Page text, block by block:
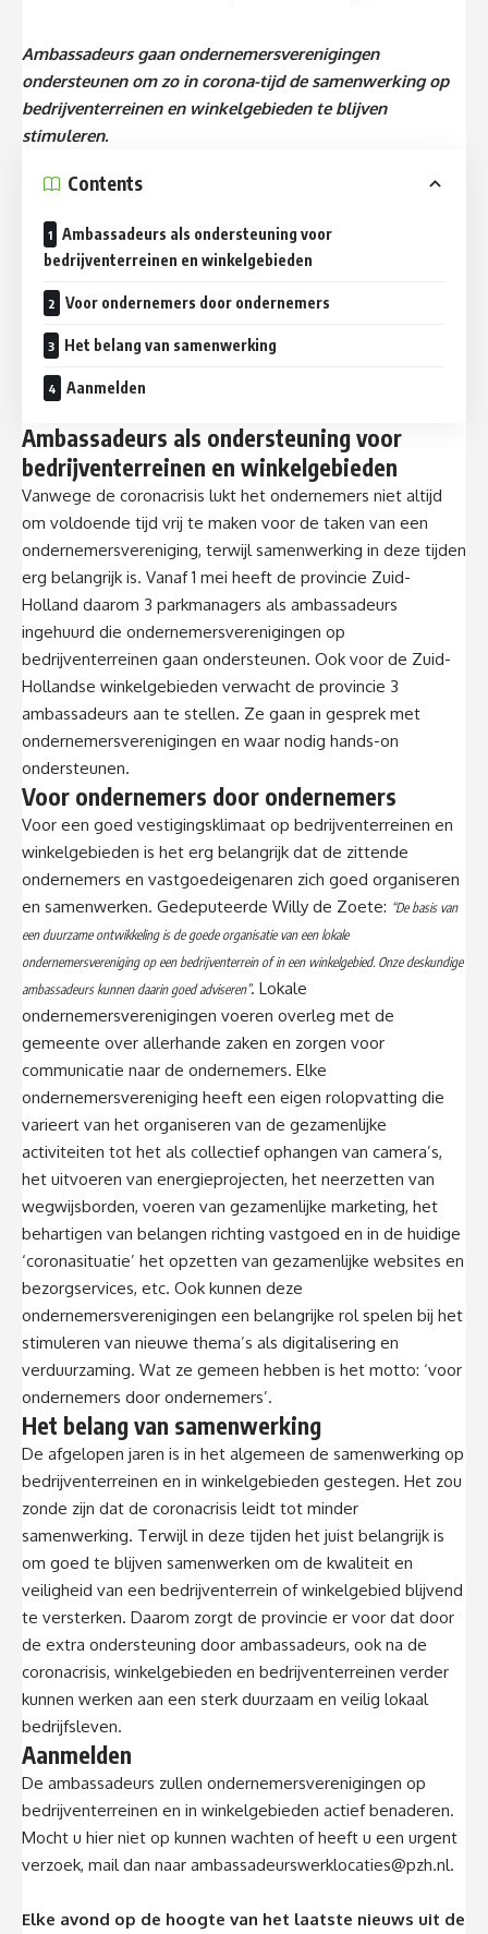
Ambassadeurs gaan ondernemersverenigingen
ondersteunen om zo in corona-tijd de samenwerking op
bedrijventerreinen en winkelgebieden te blijven
stimuleren.
Contents
Ambassadeurs als ondersteuning voor
bedrijventerreinen en winkelgebieden
Voor ondernemers door ondernemers
Het belang van samenwerking
Aanmelden
Ambassadeurs als ondersteuning voor
bedrijventerreinen en winkelgebieden
Vanwege de coronacrisis lukt het ondernemers niet altijd
om voldoende tijd vrij te maken voor de taken van een
ondernemersvereniging, terwijl samenwerking in deze tijden
erg belangrijk is. Vanaf 1 mei heeft de provincie Zuid-
Holland daarom 3 parkmanagers als ambassadeurs
ingehuurd die ondernemersverenigingen op
bedrijventerreinen gaan ondersteunen. Ook voor de Zuid-
Hollandse winkelgebieden verwacht de provincie 3
ambassadeurs aan te stellen. Ze gaan in gesprek met
ondernemersverenigingen en waar nodig hands-on
ondersteunen.
Voor ondernemers door ondernemers
Voor een goed vestigingsklimaat op bedrijventerreinen en
winkelgebieden is het erg belangrijk dat de zittende
ondernemers en vastgoedeigenaren zich goed organiseren
en samenwerken. Gedeputeerde Willy de Zoete: “De basis van
een duurzame ontwikkeling is de goede organisatie van een lokale
ondernemersvereniging op een bedrijventerrein of in een winkelgebied. Onze deskundige
ambassadeurs kunnen daarin goed adviseren”. Lokale
ondernemersverenigingen voeren overleg met de
gemeente over allerhande zaken en zorgen voor
communicatie naar de ondernemers. Elke
ondernemersvereniging heeft een eigen rolopvatting die
varieert van het organiseren van de gezamenlijke
activiteiten tot het als collectief ophangen van camera’s,
het uitvoeren van energieprojecten, het neerzetten van
wegwijsborden, voeren van gezamenlijke marketing, het
behartigen van belangen richting vastgoed en in de huidige
‘coronasituatie’ het opzetten van gezamenlijke websites en
bezorgservices, etc. Ook kunnen deze
ondernemersverenigingen een belangrijke rol spelen bij het
stimuleren van nieuwe thema’s als digitalisering en
verduurzaming. Wat ze gemeen hebben is het motto: ‘voor
ondernemers door ondernemers’.
Het belang van samenwerking
De afgelopen jaren is in het algemeen de samenwerking op
bedrijventerreinen en in winkelgebieden gestegen. Het zou
zonde zijn dat de coronacrisis leidt tot minder
samenwerking. Terwijl in deze tijden het juist belangrijk is
om goed te blijven samenwerken om de kwaliteit en
veiligheid van een bedrijventerrein of winkelgebied blijvend
te versterken. Daarom zorgt de provincie er voor dat door
de extra ondersteuning door ambassadeurs, ook na de
coronacrisis, winkelgebieden en bedrijventerreinen verder
kunnen werken aan een sterk duurzaam en veilig lokaal
bedrijfsleven.
Aanmelden
De ambassadeurs zullen ondernemersverenigingen op
bedrijventerreinen en in winkelgebieden actief benaderen.
Mocht u hier niet op kunnen wachten of heeft u een urgent
verzoek, mail dan naar ambassadeurswerklocaties@pzh.nl.
Elke avond op de hoogte van het laatste nieuws uit de